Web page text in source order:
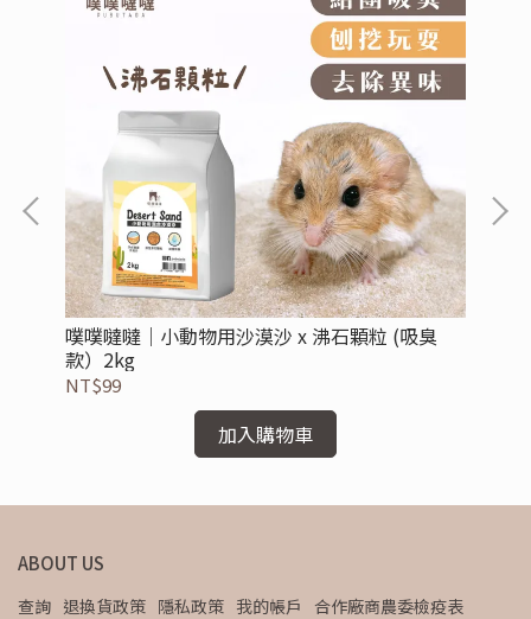
噗噗噠噠｜小動物用沙漠沙 x 沸石顆粒 (吸臭
款）2kg
NT$99
加入購物車
ABOUT US
查詢 退換貨政策 隱私政策 我的帳戶 合作廠商農委檢疫表